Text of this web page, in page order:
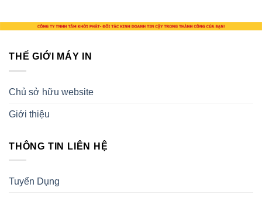
THẾ GIỚI MÁY IN
Chủ sở hữu website
Giới thiệu
THÔNG TIN LIÊN HỆ
Tuyển Dụng